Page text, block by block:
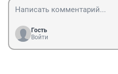
Гость
Войти